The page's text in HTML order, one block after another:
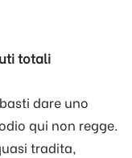
totali
dare uno
qui non regge.
tradita,